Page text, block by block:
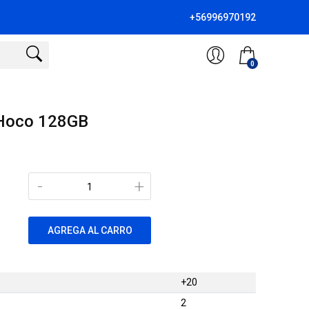
+56996970192
0
128GB
+
-
AGREGA AL CARRO
+20
2